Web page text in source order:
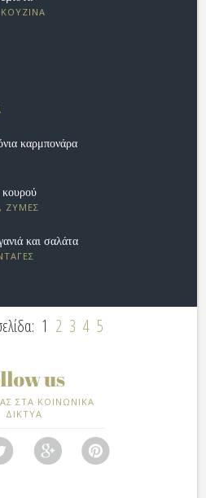
καρμπονάρα
ΖΥΜΕΣ
και σαλάτα
1 2 3 4 5
ΣΤΑ ΚΟΙΝΩΝΙΚΑ
ΔΙΚΤΥΑ